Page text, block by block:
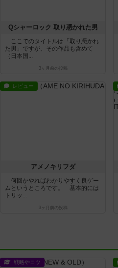
Qシャーロック 取り憑かれた男
ここでのタイトルは「取り憑かれ
た男」ですが、その作品も含めて
（日本国...
3ヶ月前 の投稿
レビュー
アメノキリフダ
何回かやればわかりやすく良ゲー
ムというところです。 基本的には
トリッ...
3ヶ月前 の投稿
戦略やコツ